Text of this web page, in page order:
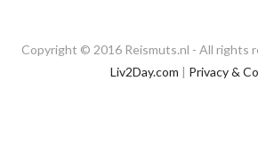
Copyright © 2016 Reismuts.nl - All rights
Liv2Day.com | Privacy &